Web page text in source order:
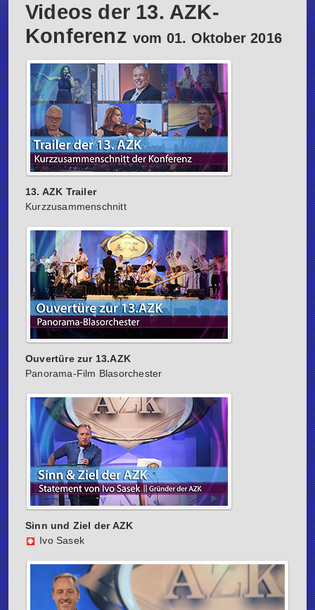
Videos der 13. AZK-
Konferenz vom 01. Oktober 2016
13. AZK Trailer
Kurzzusammenschnitt
Ouvertüre zur 13.AZK
Panorama-Film Blasorchester
Sinn und Ziel der AZK
Ivo Sasek